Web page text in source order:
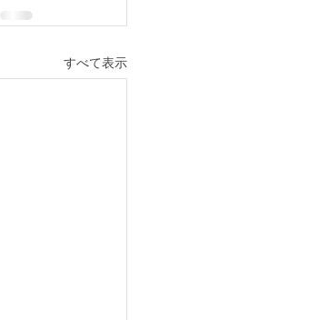
すべて表示